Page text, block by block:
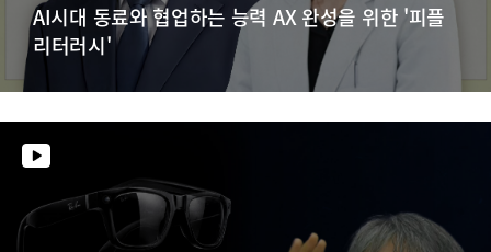
AI시대 동료와 협업하는 능력 AX 완성을 위한 '피플
리터러시'